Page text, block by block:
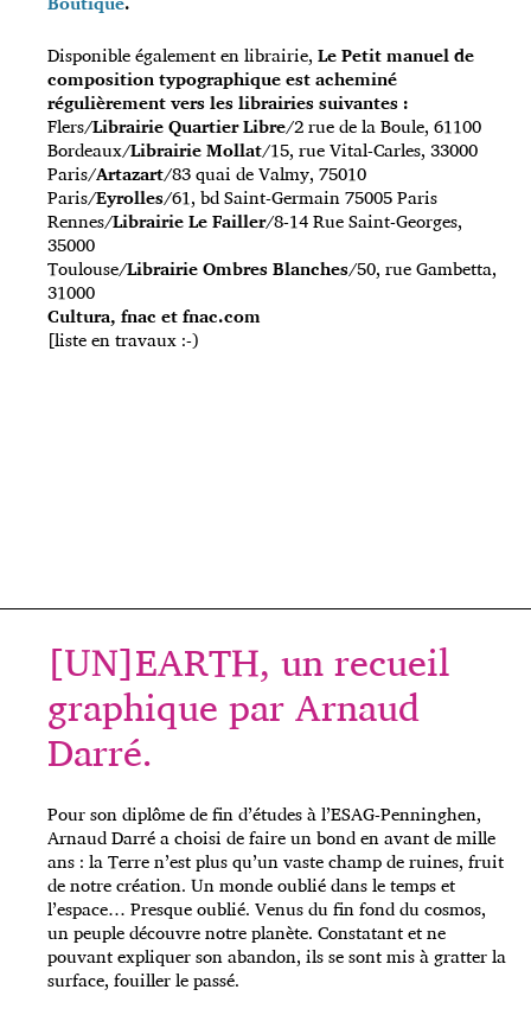
Disponible également en librairie, Le Petit manuel de
composition typographique est acheminé
régulièrement vers les librairies suivantes :
Flers/Librairie Quartier Libre/2 rue de la Boule, 61100
Bordeaux/Librairie Mollat/15, rue Vital-Carles, 33000
Paris/Artazart/83 quai de Valmy, 75010
Paris/Eyrolles/61, bd Saint-Germain 75005 Paris
Rennes/Librairie Le Failler/8-14 Rue Saint-Georges,
35000
Toulouse/Librairie Ombres Blanches/50, rue Gambetta,
31000
Cultura, fnac et fnac.com
[liste en travaux :-)
[UN]EARTH, un recueil
graphique par Arnaud
Darré.
Pour son diplôme de fin d’études à l’ESAG-Penninghen,
Arnaud Darré a choisi de faire un bond en avant de mille
ans : la Terre n’est plus qu’un vaste champ de ruines, fruit
de notre création. Un monde oublié dans le temps et
l’espace… Presque oublié. Venus du fin fond du cosmos,
un peuple découvre notre planète. Constatant et ne
pouvant expliquer son abandon, ils se sont mis à gratter la
surface, fouiller le passé.